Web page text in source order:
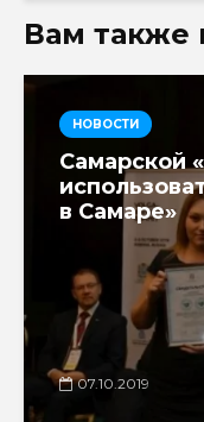
Вам также
НОВОСТИ
Самарской
в Самаре»
07.10.2019